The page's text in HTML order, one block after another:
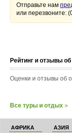
Отправьте нам
или перезвоните:
Рейтинг и отзывы
Оценки и отзывы об
Все туры и отдых »
АФРИКА
АЗИЯ